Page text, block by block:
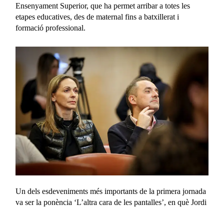
Ensenyament Superior, que ha permet arribar a totes les
etapes educatives, des de maternal fins a batxillerat i
formació professional.
Un dels esdeveniments més importants de la primera jornada
va ser la ponència ‘L’altra cara de les pantalles’, en què Jordi